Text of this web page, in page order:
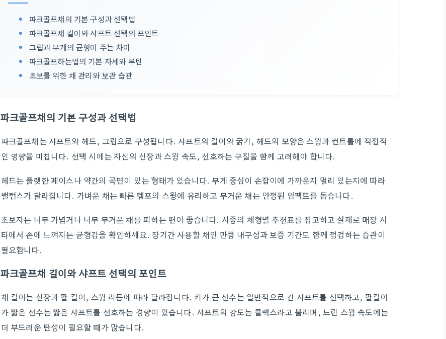
파크골프채의 기본 구성과 선택법
파크골프채 길이와 샤프트 선택의 포인트
그립과 무게의 균형이 주는 차이
파크골프하는법의 기본 자세와 루틴
초보를 위한 채 관리와 보관 습관
파크골프채의 기본 구성과 선택법
파크골프채는 샤프트와 헤드, 그립으로 구성됩니다. 샤프트의 길이와 굵기, 헤드의 모양은 스윙과 컨트롤에 직접적
인 영향을 미칩니다. 선택 시에는 자신의 신장과 스윙 속도, 선호하는 구질을 함께 고려해야 합니다.
헤드는 플랫한 페이스나 약간의 곡면이 있는 형태가 있습니다. 무게 중심이 손잡이에 가까운지 멀리 있는지에 따라
밸런스가 달라집니다. 가벼운 채는 빠른 템포의 스윙에 유리하고 무거운 채는 안정된 임팩트를 돕습니다.
초보자는 너무 가볍거나 너무 무거운 채를 피하는 편이 좋습니다. 시중의 체형별 추천표를 참고하고 실제로 매장 시
타에서 손에 느껴지는 균형감을 확인하세요. 장기간 사용할 채인 만큼 내구성과 보증 기간도 함께 점검하는 습관이
필요합니다.
파크골프채 길이와 샤프트 선택의 포인트
채 길이는 신장과 팔 길이, 스윙 리듬에 따라 달라집니다. 키가 큰 선수는 일반적으로 긴 샤프트를 선택하고, 팔길이
가 짧은 선수는 짧은 샤프트를 선호하는 경향이 있습니다. 샤프트의 강도는 플렉스라고 불리며, 느린 스윙 속도에는
더 부드러운 탄성이 필요할 때가 많습니다.